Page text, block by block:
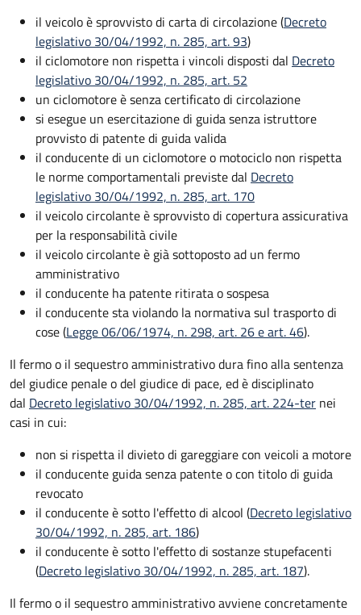
il veicolo è sprovvisto di carta di circolazione (Decreto
legislativo 30/04/1992, n. 285, art. 93)
il ciclomotore non rispetta i vincoli disposti dal Decreto
legislativo 30/04/1992, n. 285, art. 52
un ciclomotore è senza certificato di circolazione
si esegue un esercitazione di guida senza istruttore
provvisto di patente di guida valida
il conducente di un ciclomotore o motociclo non rispetta
le norme comportamentali previste dal Decreto
legislativo 30/04/1992, n. 285, art. 170
il veicolo circolante è sprovvisto di copertura assicurativa
per la responsabilità civile
il veicolo circolante è già sottoposto ad un fermo
amministrativo
il conducente ha patente ritirata o sospesa
il conducente sta violando la normativa sul trasporto di
cose (Legge 06/06/1974, n. 298, art. 26 e art. 46).
Il fermo o il sequestro amministrativo dura fino alla sentenza
del giudice penale o del giudice di pace, ed è disciplinato
dal Decreto legislativo 30/04/1992, n. 285, art. 224-ter nei
casi in cui:
non si rispetta il divieto di gareggiare con veicoli a motore
il conducente guida senza patente o con titolo di guida
revocato
il conducente è sotto l'effetto di alcool (Decreto legislativo
30/04/1992, n. 285, art. 186)
il conducente è sotto l'effetto di sostanze stupefacenti
(Decreto legislativo 30/04/1992, n. 285, art. 187).
Il fermo o il sequestro amministrativo avviene concretamente